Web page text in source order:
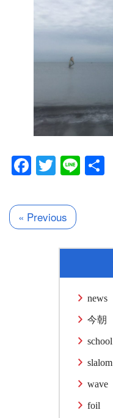
Facebook
Twitter
Line
« Previous
news
今朝
school
slalom
wave
foil